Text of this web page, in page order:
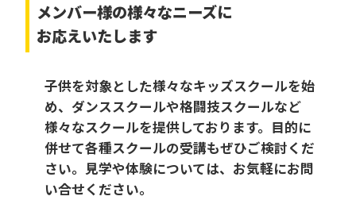
メンバー様の様々なニーズに
お応えいたします
子供を対象とした様々なキッズスクールを始
め、ダンススクールや格闘技スクールなど
様々なスクールを提供しております。目的に
併せて各種スクールの受講もぜひご検討くだ
さい。見学や体験については、お気軽にお問
い合せください。